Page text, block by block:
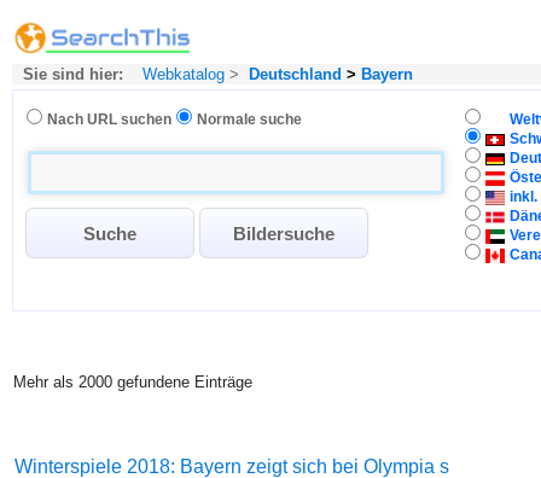
Sie sind hier: Webkatalog > Deutschland > Bayern
Nach URL suchen Normale suche
inkl.
Mehr als 2000 gefundene Einträge
Winterspiele 2018: Bayern zeigt sich bei Olympia s